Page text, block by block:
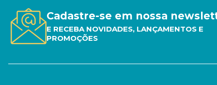
Cadastre-se em nossa
E RECEBA NOVIDADES, LANÇAMENTOS E
PROMOÇÕES